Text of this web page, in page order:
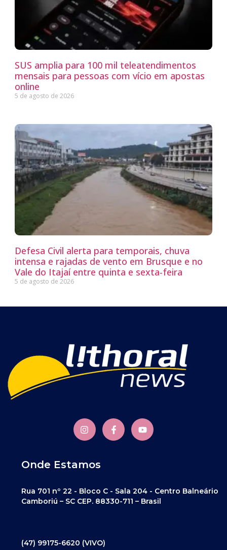
SUS amplia para 100 mil teleatendimentos
mensais para pessoas com vício em apostas
online
5 de agosto de 2026
Defesa Civil alerta para temporais, chuva
intensa e rajadas de vento em Brusque e no
Vale do Itajaí entre quinta e sexta-feira
5 de agosto de 2026
Onde Estamos
Rua 701 nº 22 - Bloco C - Sala 204 - Centro Balneário
Camboriú – SC CEP. 88330-711 – Brasil
(47) 99175-6620 (VIVO)